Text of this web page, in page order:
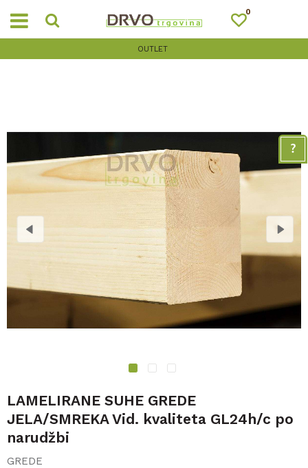
0
OUTLET
1 2 3
LAMELIRANE SUHE GREDE
JELA/SMREKA Vid. kvaliteta GL24h/c po
narudžbi
GREDE